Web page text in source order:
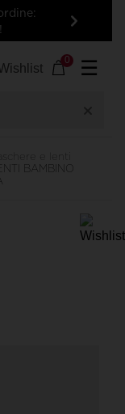
Avanti
0 ☰
BAMBINO
taglia